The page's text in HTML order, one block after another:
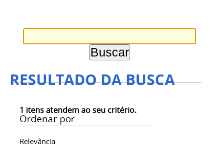
RESULTADO DA BUSCA
1 itens atendem ao seu critério.
Ordenar por
Relevância